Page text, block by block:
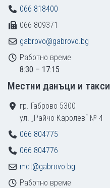
066 818400
066 809371
gabrovo@gabrovo.bg
Работно време
8:30 – 17:15
Местни данъци и такси
гр. Габрово 5300
ул. „Райчо Каролев“ № 4
066 804775
066 804776
mdt@gabrovo.bg
Работно време